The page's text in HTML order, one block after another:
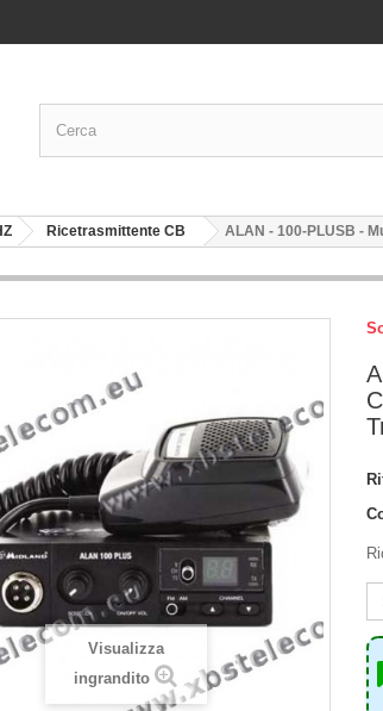
Ricetrasmittente CB ALAN - 100-PLUSB -
Visualizza
ingrandito